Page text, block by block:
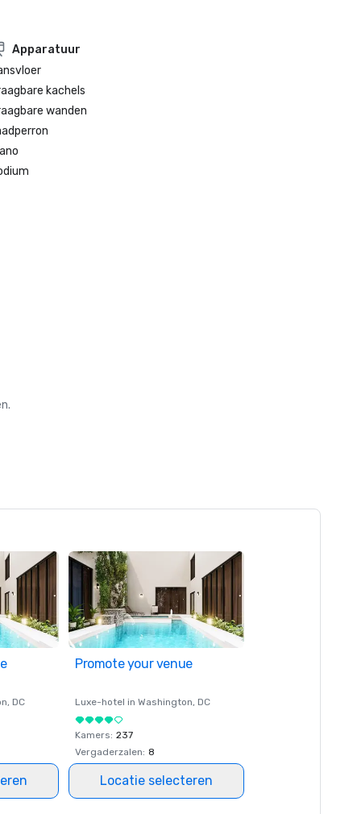
Apparatuur
kachels
wanden
, DC
Promote your venue
Luxe-hotel in Washington, DC
Kamers: 237
Vergaderzalen: 8
Locatie selecteren